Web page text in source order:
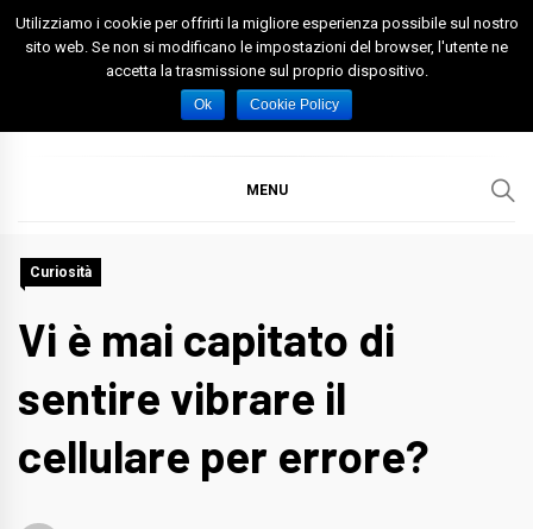
Skip
Spazio Foggia
Foggia News Calcio Eventi e Attività nella Capitanata
MENU
Curiosità
Vi è mai capitato di
sentire vibrare il
cellulare per errore?
Utilizziamo i cookie per offrirti la migliore esperienza possibile sul nostro
sito web. Se non si modificano le impostazioni del browser, l'utente ne
accetta la trasmissione sul proprio dispositivo.
Ok Cookie Policy